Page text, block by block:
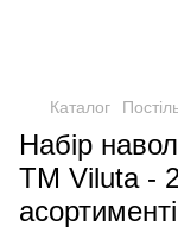
Каталог
Набір
ТМ Viluta -
асортименті